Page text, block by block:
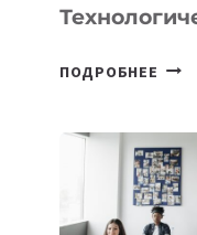
ПОДРОБНЕЕ
DEAL
BY
MOST